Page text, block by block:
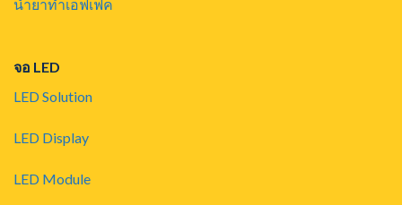
น้ำยาทำเอฟเฟค
จอ LED
LED Solution
LED Display
LED Module